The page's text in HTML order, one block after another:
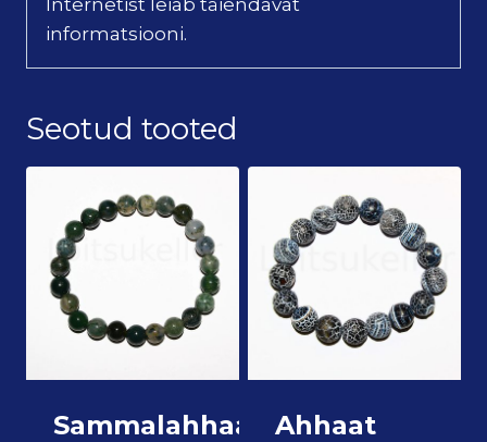
informatsiooni.
Seotud tooted
Sammalahhaat
Ahhaat